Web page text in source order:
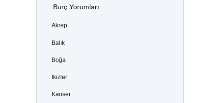
Burç Yorumları
Akrep
Balık
Boğa
İkizler
Kanser